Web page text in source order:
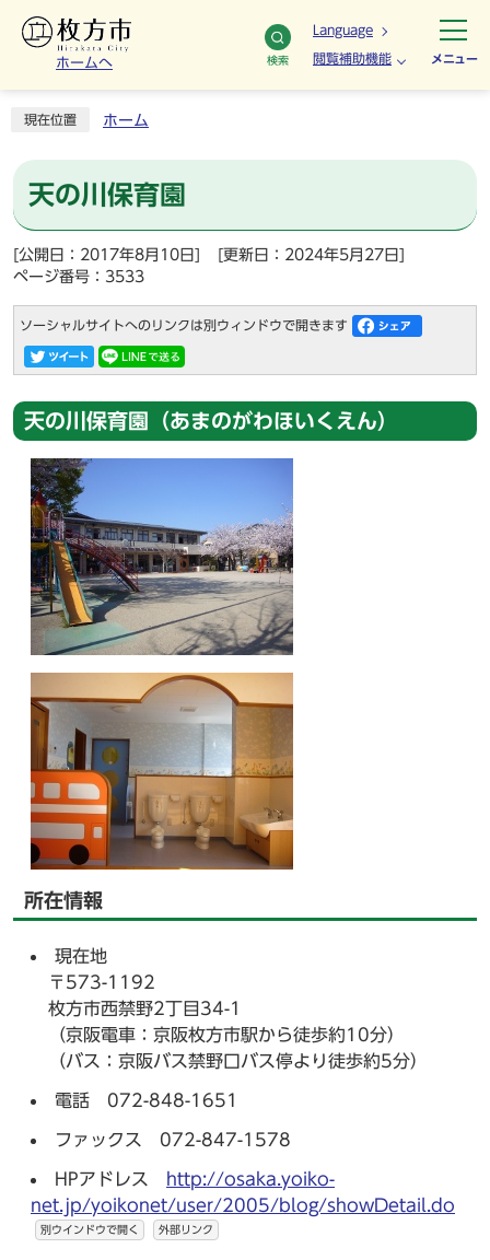
ホームへ 検索
Language
閲覧補助機能 メニュー
現在位置 ホーム
天の川保育園
[公開日：2017年8月10日]
[更新日：2024年5月27日]
ページ番号：3533
ソーシャルサイトへのリンクは別ウィンドウで開きます
天の川保育園（あまのがわほいくえん）
所在情報
現在地
〒573-1192
枚方市西禁野2丁目34-1
（京阪電車：京阪枚方市駅から徒歩約10分）
（バス：京阪バス禁野口バス停より徒歩約5分）
電話 072-848-1651
ファックス 072-847-1578
HPアドレス
http://osaka.yoiko-
net.jp/yoikonet/user/2005/blog/showDetail.do
別ウインドウで開く 外部リンク